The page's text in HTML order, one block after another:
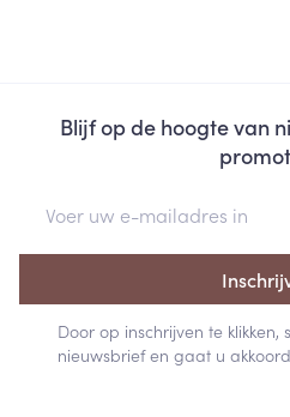
Blijf op de hoogte van
Door op inschrijven te klikken,
nieuwsbrief en gaat u